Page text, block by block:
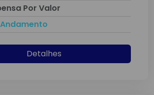
Por Valor
Andamento
Detalhes